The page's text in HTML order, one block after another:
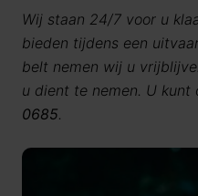
Wij staan 24/7 voor u
bieden tijdens een
belt nemen wij u
u dient te nemen. U kunt
0685.